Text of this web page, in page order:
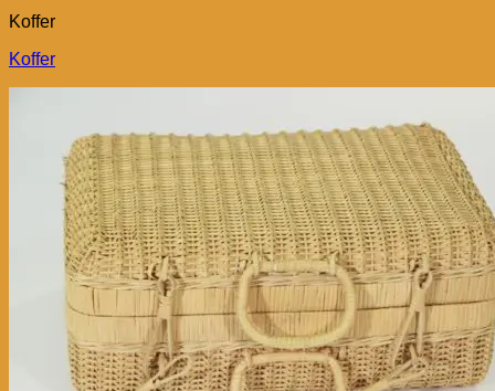
Koffer
Koffer